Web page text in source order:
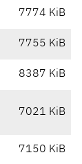
7774 KiB
7755 KiB
8387 KiB
7021 KiB
7150 KiB